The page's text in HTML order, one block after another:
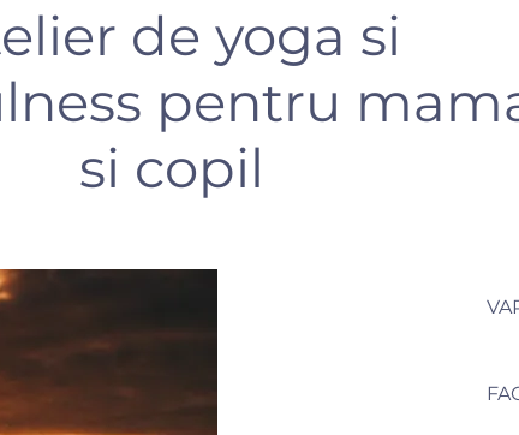
de yoga si
pentru
si copil